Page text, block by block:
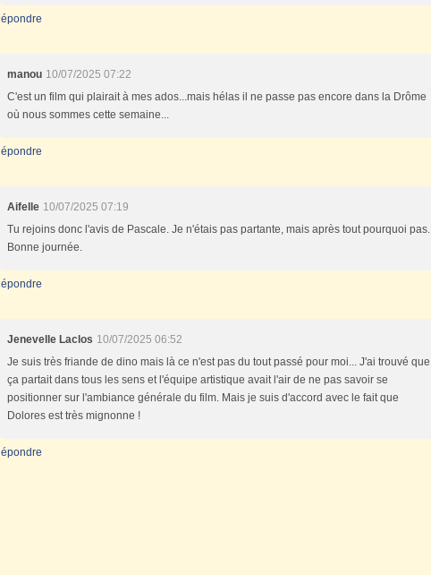
manou 10/07/2025 07:22
C'est un film qui plairait à mes ados...mais hélas il ne passe pas encore dans la Drôme
où nous sommes cette semaine...
Aifelle 10/07/2025 07:19
Tu rejoins donc l'avis de Pascale. Je n'étais pas partante, mais après tout pourquoi pas.
Bonne journée.
Jenevelle Laclos 10/07/2025 06:52
Je suis très friande de dino mais là ce n'est pas du tout passé pour moi... J'ai trouvé que
ça partait dans tous les sens et l'équipe artistique avait l'air de ne pas savoir se
positionner sur l'ambiance générale du film. Mais je suis d'accord avec le fait que
Dolores est très mignonne !